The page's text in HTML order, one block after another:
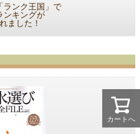
カートへ
ランク王国」で
ンキングが
ました！